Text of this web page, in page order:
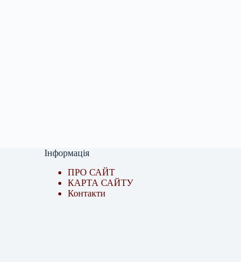
Інформація
ПРО САЙТ
КАРТА САЙТУ
Контакти